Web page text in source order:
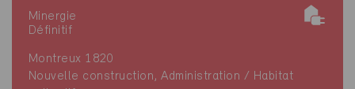
Minergie
Définitif
Montreux 1820
Nouvelle construction, Administration / Habitat